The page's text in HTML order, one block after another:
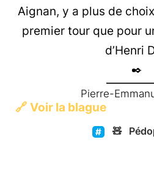
Aignan, y a plus de
premier tour que pour
d’Henri
Pierre-
🔗 Voir la blague
🧸